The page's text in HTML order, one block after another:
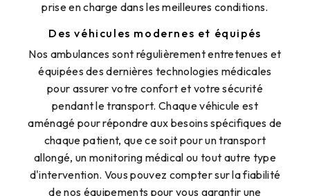
prise en charge dans les meilleures conditions.
Des véhicules modernes et équipés
Nos ambulances sont régulièrement entretenues et
équipées des dernières technologies médicales
pour assurer votre confort et votre sécurité
pendant le transport. Chaque véhicule est
aménagé pour répondre aux besoins spécifiques de
chaque patient, que ce soit pour un transport
allongé, un monitoring médical ou tout autre type
d'intervention. Vous pouvez compter sur la fiabilité
de nos équipements pour vous garantir une